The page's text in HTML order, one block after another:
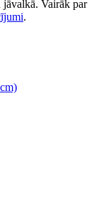
Vairāk par
.